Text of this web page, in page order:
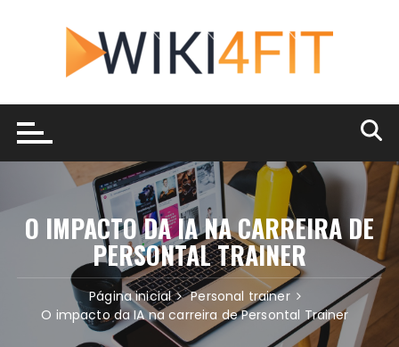
conteúdo
O IMPACTO DA IA NA CARREIRA DE
PERSONTAL TRAINER
Página inicial
Personal trainer
O impacto da IA na carreira de Persontal Trainer